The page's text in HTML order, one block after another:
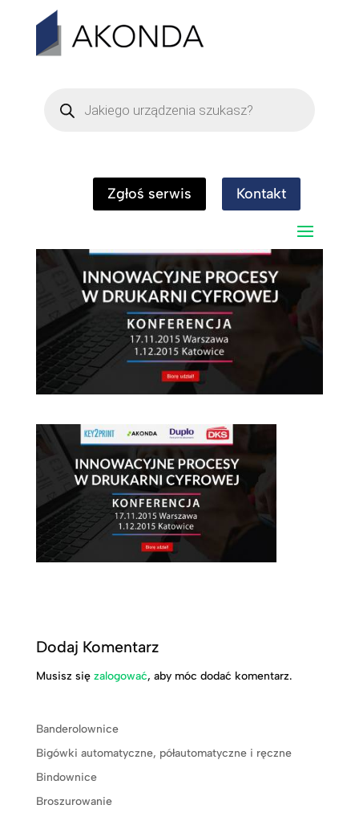
produktów
Zgłoś serwis Kontakt
Michał Karolak|gru 29, 2016 0 komentarzy
Dodaj Komentarz
Musisz się zalogować, aby móc dodać komentarz.
Banderolownice
Bigówki automatyczne, półautomatyczne i ręczne
Bindownice
Broszurowanie